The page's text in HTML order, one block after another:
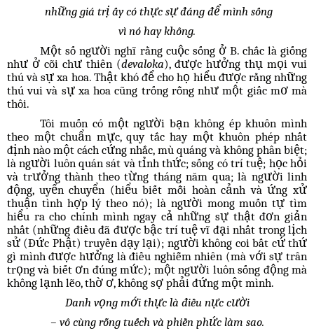
những giá trị ấy có thực sự đáng để mình sống
vì nó hay không.
Một số người nghĩ rằng cuộc sống ở B. chắc là giống
như ở cõi chư thiên (devaloka), được hưởng thụ mọi vui
thú và sự xa hoa. Thật khó để cho họ hiểu được rằng những
thú vui và sự xa hoa cũng trống rỗng như một giấc mơ mà
thôi.
Tôi muốn có một người bạn không ép khuôn mình
theo một chuẩn mực, quy tắc hay một khuôn phép nhất
định nào một cách cứng nhắc, mù quáng và không phân biệt;
là người luôn quán sát và tỉnh thức; sống có trí tuệ; học hỏi
và trưởng thành theo từng tháng năm qua; là người linh
động, uyển chuyển (hiểu biết mỗi hoàn cảnh và ứng xử
thuận tình hợp lý theo nó); là người mong muốn tự tìm
hiểu ra cho chính mình ngay cả những sự thật đơn giản
nhất (những điều đã được bậc trí tuệ vĩ đại nhất trong lịch
sử (Đức Phật) truyền dạy lại); người không coi bất cứ thứ
gì mình được hưởng là điều nghiễm nhiên (mà với sự trân
trọng và biết ơn đúng mức); một người luôn sống động mà
không lạnh lẽo, thờ ơ, không sợ phải đứng một mình.
Danh vọng mới thực là điều nực cười
– vô cùng rỗng tuếch và phiền phức làm sao.